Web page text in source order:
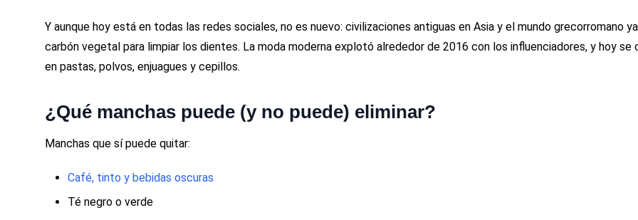
Y aunque hoy está en todas las redes sociales, no es nuevo: civilizaciones antiguas en Asia y el mundo grecorromano
carbón vegetal para limpiar los dientes. La moda moderna explotó alrededor de 2016 con los influenciadores, y hoy se
en pastas, polvos, enjuagues y cepillos.
¿Qué manchas puede (y no puede) eliminar?
Manchas que sí puede quitar:
Café, tinto y bebidas oscuras
Té negro o verde